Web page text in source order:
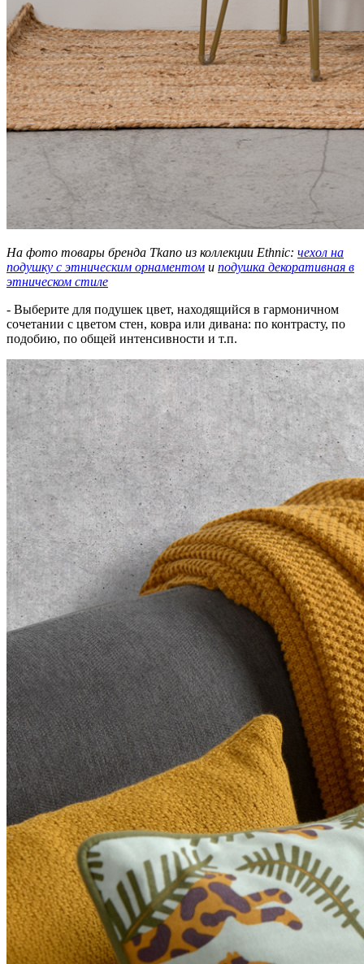
На фото товары бренда Tkano из коллекции Ethnic: чехол на
подушку с этническим орнаментом и подушка декоративная в
этническом стиле
- Выберите для подушек цвет, находящийся в гармоничном
сочетании с цветом стен, ковра или дивана: по контрасту, по
подобию, по общей интенсивности и т.п.